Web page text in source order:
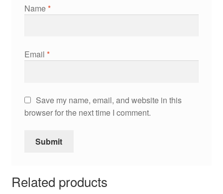
Name*
Email *
Save my name, email, and website in this
browser for the next time I comment.
Related products